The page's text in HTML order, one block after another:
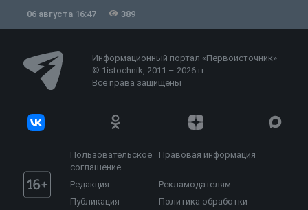
06 августа 16:47 389
Информационный портал «Первоисточник»
© 1istochnik, 2011 – 2026 гг.
Все права защищены
Пользовательское
соглашение
Правовая информация
Редакция
Рекламодателям
Публикация
Политика обработки